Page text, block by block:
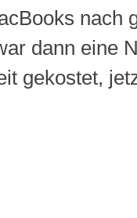
nach
dann eine
gekostet,